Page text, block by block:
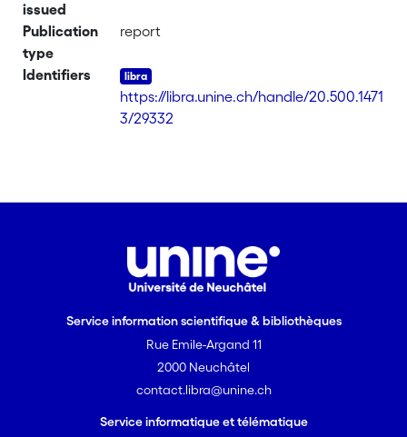
issued
Publication
type
report
Identifiers
https://libra.unine.ch/handle/20.500.1471
3/29332
Service information scientifique & bibliothèques
Rue Emile-Argand 11
2000 Neuchâtel
contact.libra@unine.ch
Service informatique et télématique